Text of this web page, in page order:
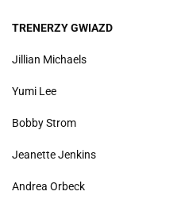
TRENERZY GWIAZD
Jillian Michaels
Yumi Lee
Bobby Strom
Jeanette Jenkins
Andrea Orbeck